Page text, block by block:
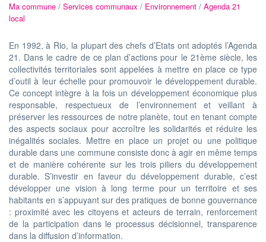
Ma commune / Services communaux / Environnement / Agenda 21
local
En 1992, à Rio, la plupart des chefs d’Etats ont adoptés l’Agenda
21. Dans le cadre de ce plan d’actions pour le 21ème siècle, les
collectivités territoriales sont appelées à mettre en place ce type
d’outil à leur échelle pour promouvoir le développement durable.
Ce concept intègre à la fois un développement économique plus
responsable, respectueux de l’environnement et veillant à
préserver les ressources de notre planète, tout en tenant compte
des aspects sociaux pour accroître les solidarités et réduire les
inégalités sociales. Mettre en place un projet ou une politique
durable dans une commune consiste donc à agir en même temps
et de manière cohérente sur les trois piliers du développement
durable. S’investir en faveur du développement durable, c’est
développer une vision à long terme pour un territoire et ses
habitants en s’appuyant sur des pratiques de bonne gouvernance
: proximité avec les citoyens et acteurs de terrain, renforcement
de la participation dans le processus décisionnel, transparence
dans la diffusion d’information.